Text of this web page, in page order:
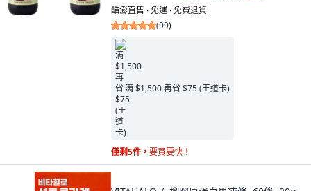
酷澎直售 ∙ 免運 ∙ 免費退貨
(99)
满 $1,500 再省 $75 (王道卡)
僅剩5件， 要買要快！